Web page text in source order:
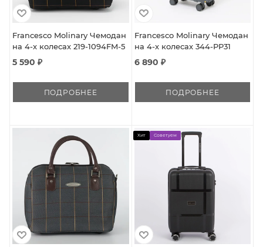
Francesco Molinary Чемодан
на 4-х колесах 219-1094FM-5
5 590 ₽
ПОДРОБНЕЕ
Francesco Molinary Чемодан
на 4-х колесах 344-PP31
6 890 ₽
ПОДРОБНЕЕ
Хит Советуем